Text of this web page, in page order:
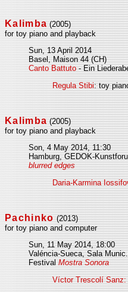
Kalimba (2005)
for toy piano and playback
Sun, 13 April 2014
Basel, Maison 44 (CH)
Canto Battuto - Ein
Regula Stibi: toy
Kalimba (2005)
for toy piano and playback
Son, 4 May 2014, 11:30
Hamburg, GEDOK-
blurred edges
Daria-Karmina
Pachinko (2013)
for toy piano and computer
Sun, 11 May 2014, 18:00
Valéncia-Sueca, Sala
Festival Mostra Sonora
Víctor Trescolí Sanz: